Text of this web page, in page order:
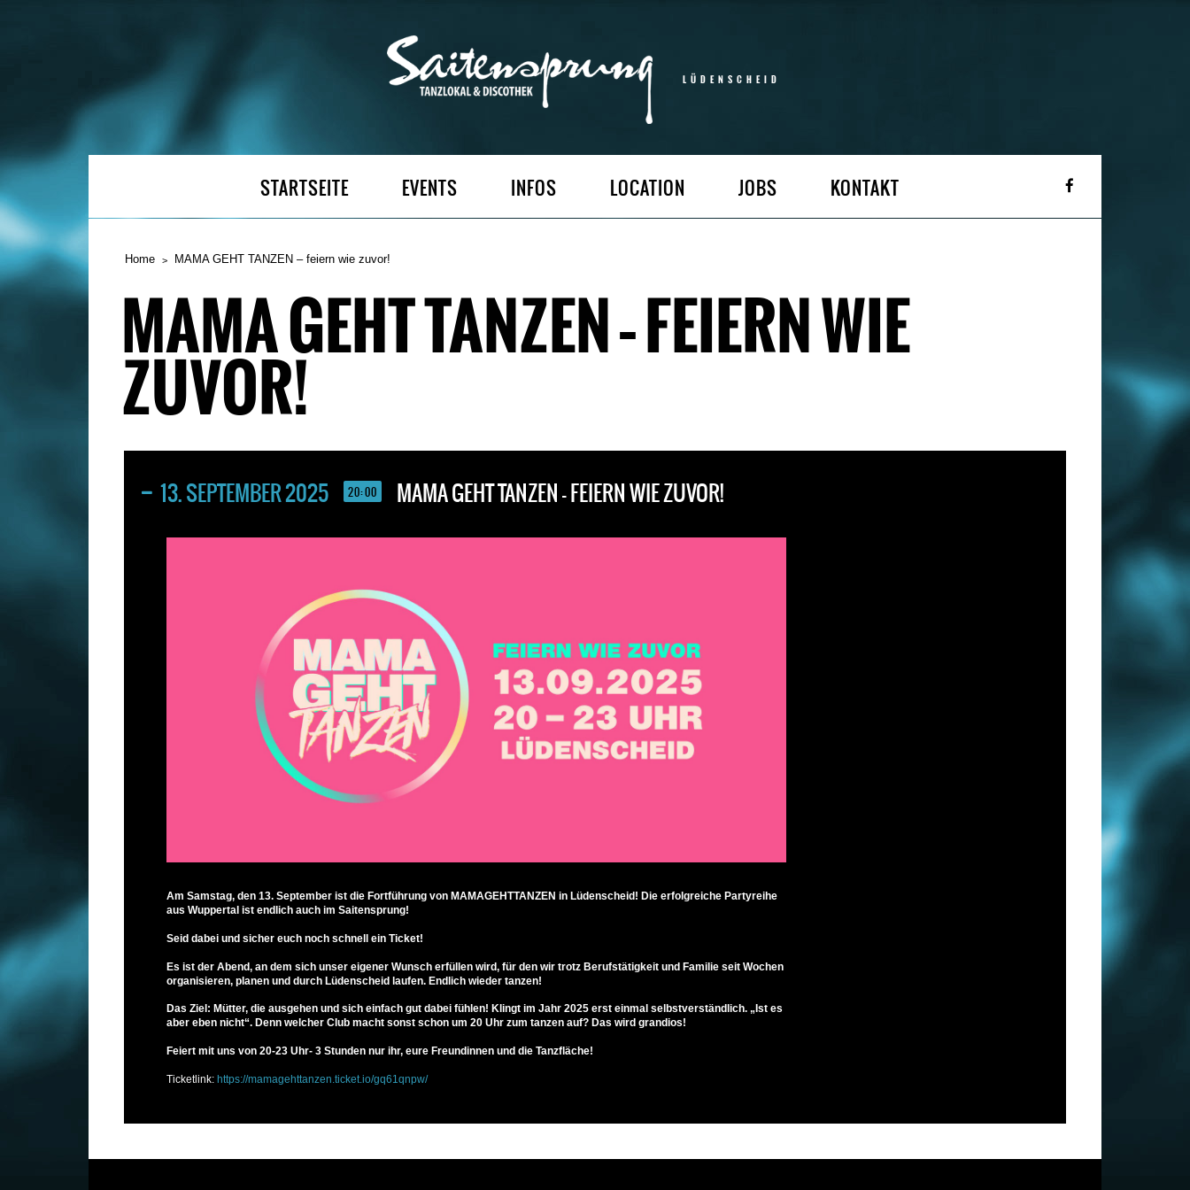
LÜDENSCHEID
STARTSEITE EVENTS INFOS LOCATION JOBS KONTAKT
Home MAMA GEHT TANZEN – feiern wie zuvor!
MAMA GEHT TANZEN – FEIERN WIE
ZUVOR!
13. SEPTEMBER 2025 20:00 MAMA GEHT TANZEN – FEIERN WIE ZUVOR!
Am Samstag, den 13. September ist die Fortführung von MAMAGEHTTANZEN in Lüdenscheid! Die erfolgreiche Partyreihe
aus Wuppertal ist endlich auch im Saitensprung!
Seid dabei und sicher euch noch schnell ein Ticket!
Es ist der Abend, an dem sich unser eigener Wunsch erfüllen wird, für den wir trotz Berufstätigkeit und Familie seit Wochen
organisieren, planen und durch Lüdenscheid laufen. Endlich wieder tanzen!
Das Ziel: Mütter, die ausgehen und sich einfach gut dabei fühlen! Klingt im Jahr 2025 erst einmal selbstverständlich. „Ist es
aber eben nicht“. Denn welcher Club macht sonst schon um 20 Uhr zum tanzen auf? Das wird grandios!
Feiert mit uns von 20-23 Uhr- 3 Stunden nur ihr, eure Freundinnen und die Tanzfläche!
Ticketlink: https://mamagehttanzen.ticket.io/gq61qnpw/